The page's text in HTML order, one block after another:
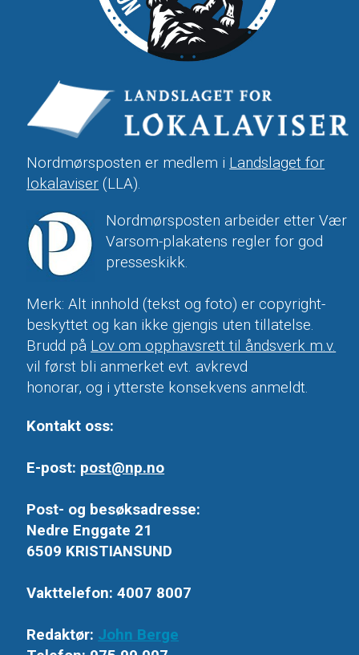
Nordmørsposten er medlem i Landslaget for
lokalaviser (LLA).
Nordmørsposten arbeider etter Vær
Varsom-plakatens regler for god
presseskikk.
Merk: Alt innhold (tekst og foto) er copyright-
beskyttet og kan ikke gjengis uten tillatelse.
Brudd på Lov om opphavsrett til åndsverk m.v.
vil først bli anmerket evt. avkrevd
honorar, og i ytterste konsekvens anmeldt.
Kontakt oss:
E-post: post@np.no
Post- og besøksadresse:
Nedre Enggate 21
6509 KRISTIANSUND
Vakttelefon: 4007 8007
Redaktør: John Berge